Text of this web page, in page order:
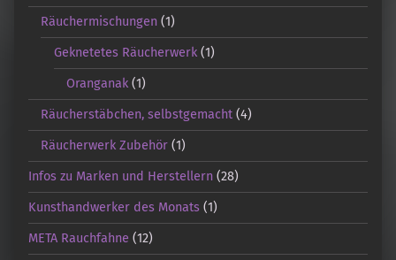
Räuchermischungen (1)
Geknetetes Räucherwerk(1)
Oranganak (1)
Räucherstäbchen, selbstgemacht (4)
Räucherwerk Zubehör (1)
Infos zu Marken und Herstellern (28)
Kunsthandwerker des Monats (1)
META Rauchfahne (12)